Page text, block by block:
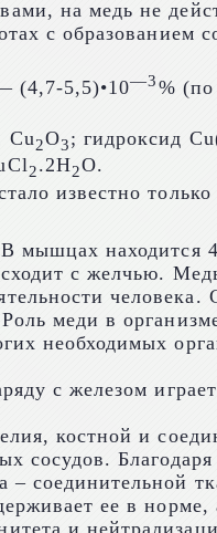
на медь не
с образованием
(4,7-5,5)•10—3% (по
Cu2O3; гидроксид
2.2H2O.
известно только
мышцах
с желчью.
меди в
необходимых
с железом
костной и
сосудов.
–
ее в
и